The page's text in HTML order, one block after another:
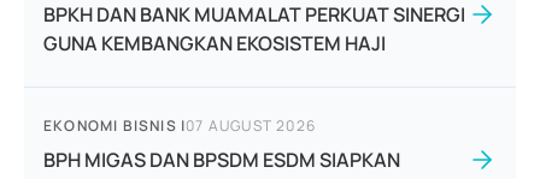
BPKH DAN BANK MUAMALAT PERKUAT SINERGI
GUNA KEMBANGKAN EKOSISTEM HAJI
EKONOMI BISNIS |07 AUGUST 2026
BPH MIGAS DAN BPSDM ESDM SIAPKAN